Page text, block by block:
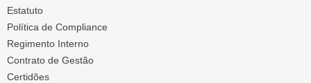
Estatuto
Política de Compliance
Regimento Interno
Contrato de Gestão
Certidões